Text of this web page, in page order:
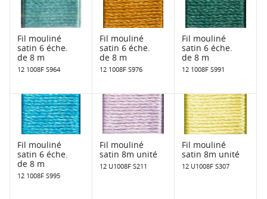
Fil mouliné
satin 6 éche.
de 8 m
12 1008F S964
Fil mouliné
satin 6 éche.
de 8 m
12 1008F S976
Fil mouliné
satin 6 éche.
de 8 m
12 1008F S991
Fil mouliné
satin 6 éche.
de 8 m
12 1008F S995
Fil mouliné
satin 8m unité
12 U1008F S211
Fil mouliné
satin 8m unité
12 U1008F S307